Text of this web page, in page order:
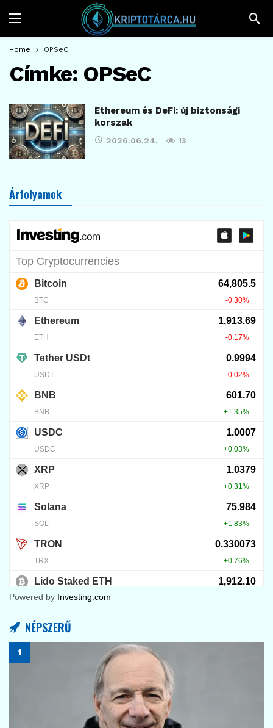
Home OPSeC
Címke: OPSeC
Ethereum és DeFi: új biztonsági
korszak
2026.06.24. 13
Árfolyamok
Powered by Investing.com
NÉPSZERŰ